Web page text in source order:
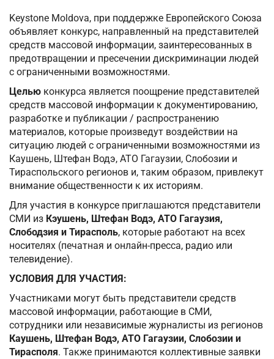
Keystone Moldova, при поддержке Европейского Союза
объявляет конкурс, направленный на представителей
средств массовой информации, заинтересованных в
предотвращении и пресечении дискриминации людей
с ограниченными возможностями.
Целью конкурса является поощрение представителей
средств массовой информации к документированию,
разработке и публикации / распространению
материалов, которые произведут воздействии на
ситуацию людей с ограниченными возможностями из
Каушень, Штефан Водэ, АТО Гагаузии, Слобозии и
Тираспольского регионов и, таким образом, привлекут
внимание общественности к их историям.
Для участия в конкурсе приглашаются представители
СМИ из Кэушень, Штефан Водэ, АТО Гагаузия,
Слободзия и Тирасполь, которые работают на всех
носителях (печатная и онлайн-пресса, радио или
телевидение).
УСЛОВИЯ ДЛЯ УЧАСТИЯ:
Участниками могут быть представители средств
массовой информации, работающие в СМИ,
сотрудники или независимые журналисты из регионов
Каушень, Штефан Водэ, АТО Гагаузии, Слобозии и
Тирасполя. Также принимаются коллективные заявки